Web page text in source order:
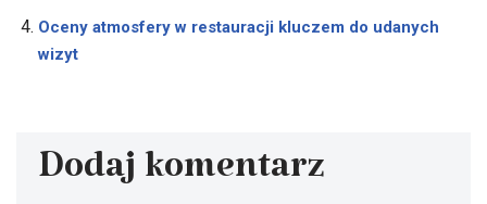
Oceny atmosfery w restauracji kluczem do udanych
wizyt
Dodaj komentarz